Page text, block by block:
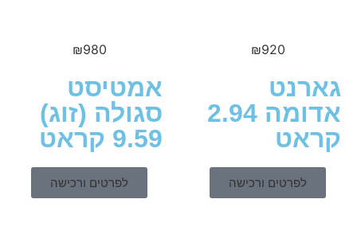
אדומה 2.94
לפרטים ורכישה
אמטיסט
סגולה (זוג)
לפרטים ורכישה